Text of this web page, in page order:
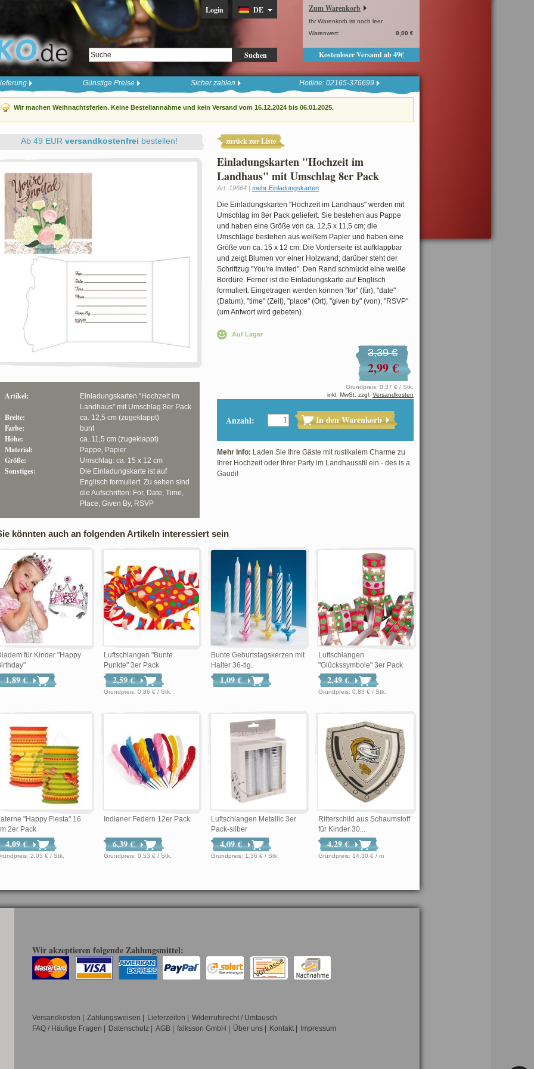
Suchen
Login DE Zum Warenkorb
Ihr Warenkorb ist noch leer.
Warenwert:
0,00 €
Kostenloser Versand ab 49€
Günstige Preise Sicher zahlen Hotline: 02165-376699
Wir machen Weihnachtsferien. Keine Bestellannahme und kein Versand vom 16.12.2024 bis 06.01.2025.
zurück zur Liste
Einladungskarten "Hochzeit im
Landhaus" mit Umschlag 8er Pack
Art. 19664 | mehr Einladungskarten
Die Einladungskarten "Hochzeit im Landhaus" werden mit
Umschlag im 8er Pack geliefert. Sie bestehen aus Pappe
und haben eine Größe von ca. 12,5 x 11,5 cm; die
Umschläge bestehen aus weißem Papier und haben eine
Größe von ca. 15 x 12 cm. Die Vorderseite ist aufklappbar
und zeigt Blumen vor einer Holzwand; darüber steht der
Schriftzug "You're invited". Den Rand schmückt eine weiße
Bordüre. Ferner ist die Einladungskarte auf Englisch
formuliert. Eingetragen werden können "for" (für), "date"
(Datum), "time" (Zeit), "place" (Ort), "given by" (von), "RSVP"
(um Antwort wird gebeten).
Auf Lager
3,39 €
2,99 €
Grundpreis: 0,37 € / Stk.
inkl. MwSt. zzgl. Versandkosten
Anzahl: In den Warenkorb
Mehr Info: Laden Sie Ihre Gäste mit rustikalem Charme zu
Ihrer Hochzeit oder Ihrer Party im Landhausstil ein - des is a
Gaudi!
Ab 49 EUR versandkostenfrei bestellen!
Artikel:
Einladungskarten "Hochzeit im
Landhaus" mit Umschlag 8er Pack
Breite: ca. 12,5 cm (zugeklappt)
Farbe: bunt
Höhe: ca. 11,5 cm (zugeklappt)
Material: Pappe, Papier
Größe: Umschlag: ca. 15 x 12 cm
Sonstiges:
Die Einladungskarte ist auf
Englisch formuliert. Zu sehen sind
die Aufschriften: For, Date, Time,
Place, Given By, RSVP
könnten auch an folgenden Artikeln interessiert sein
für Kinder "Happy
1,89 €
Luftschlangen "Bunte
Punkte" 3er Pack
2,59 €
Grundpreis: 0,86 € / Stk.
Bunte Geburtstagskerzen mit
Halter 36-tlg.
1,09 €
Luftschlangen
"Glückssymbole" 3er Pack
2,49 €
Grundpreis: 0,83 € / Stk.
"Happy Fiesta" 16
2er Pack
4,09 €
Grundpreis: 2,05 € / Stk.
Indianer Federn 12er Pack
6,39 €
Grundpreis: 0,53 € / Stk.
Luftschlangen Metallic 3er
Pack-silber
4,09 €
Grundpreis: 1,36 € / Stk.
Ritterschild aus Schaumstoff
für Kinder 30...
4,29 €
Grundpreis: 14,30 € / m
Wir akzeptieren folgende Zahlungsmittel:
Versandkosten Zahlungsweisen Lieferzeiten
Widerrufsrecht / Umtausch
FAQ / Häufige Fragen
Datenschutz AGB falksson GmbH Über uns Kontakt Impressum